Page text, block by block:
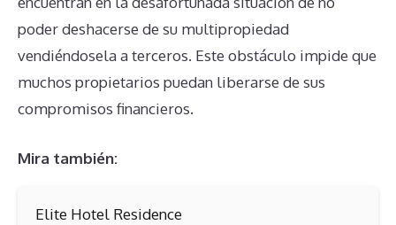
poder deshacerse de su multipropiedad
vendiéndosela a terceros. Este obstáculo impide que
muchos propietarios puedan liberarse de sus
compromisos financieros.
Mira también:
Elite Hotel Residence